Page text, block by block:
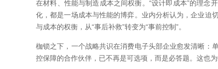
在材料、性能与制造成本之间权衡。“设计即成本”的理念
化，都是一场成本与性能的博弈。业内分析认为，企业迫
与成本的权衡，从“事后补救”转变为“事前控制”。
枷锁之下，一个战略共识在消费电子头部企业愈发清晰：
控保障的合作伙伴，已不再是可选项，而是必答题。这也